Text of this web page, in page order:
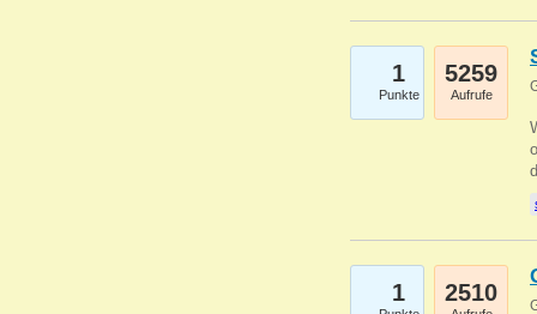
1
Punkte
5259
Aufrufe
1 2510